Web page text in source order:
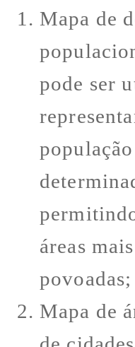
Mapa de
pode ser
áreas
povoadas;
Mapa de